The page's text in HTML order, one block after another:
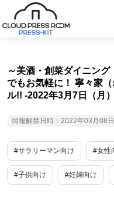
～美酒・創菜ダイニン
でもお気軽に！ 寧々家
ル!! -2022年3月7日（月
情報解禁日時：2022年03月08
#サラリーマン向け #女性
#子供向け #妊婦向け